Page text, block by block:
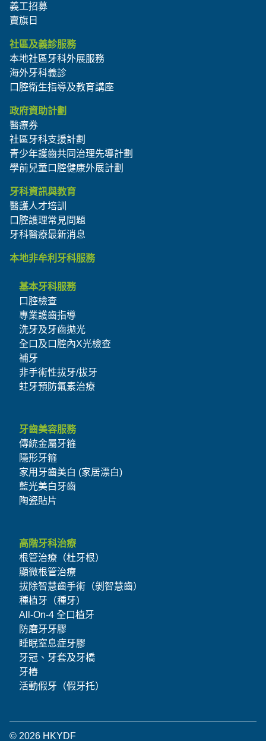
義工招募
賣旗日
社區及義診服務
本地社區牙科外展服務
海外牙科義診
口腔衛生指導及教育講座
政府資助計劃
醫療券
社區牙科支援計劃
青少年護齒共同治理先導計劃
學前兒童口腔健康外展計劃
牙科資訊與教育
醫護人才培訓
口腔護理常見問題
牙科醫療最新消息
本地非牟利牙科服務
基本牙科服務
口腔檢查
專業護齒指導
洗牙及牙齒拋光
全口及口腔內X光檢查
補牙
非手術性拔牙/拔牙
蛀牙預防氟素治療
牙齒美容服務
傳統金屬牙箍
隱形牙箍
家用牙齒美白 (家居漂白)
藍光美白牙齒
陶瓷貼片
高階牙科治療
根管治療（杜牙根）
顯微根管治療
拔除智慧齒手術（剝智慧齒）
種植牙（種牙）
All-On-4 全口植牙
防磨牙牙膠
睡眠窒息症牙膠
牙冠、牙套及牙橋
牙樁
活動假牙（假牙托）
© 2026 HKYDF